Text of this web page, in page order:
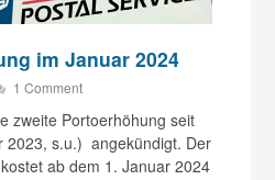
im Januar 2024
1 Comment
zweite Portoerhöhung seit
2023, s.u.) angekündigt. Der
ab dem 1. Januar 2024